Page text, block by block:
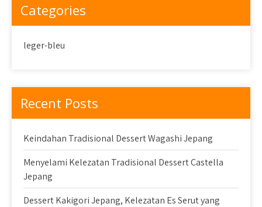
Categories
leger-bleu
Recent Posts
Keindahan Tradisional Dessert Wagashi Jepang
Menyelami Kelezatan Tradisional Dessert Castella
Jepang
Dessert Kakigori Jepang, Kelezatan Es Serut yang